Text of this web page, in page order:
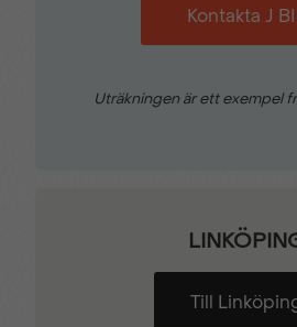
Kontakta J
Uträkningen är ett exempel
Till